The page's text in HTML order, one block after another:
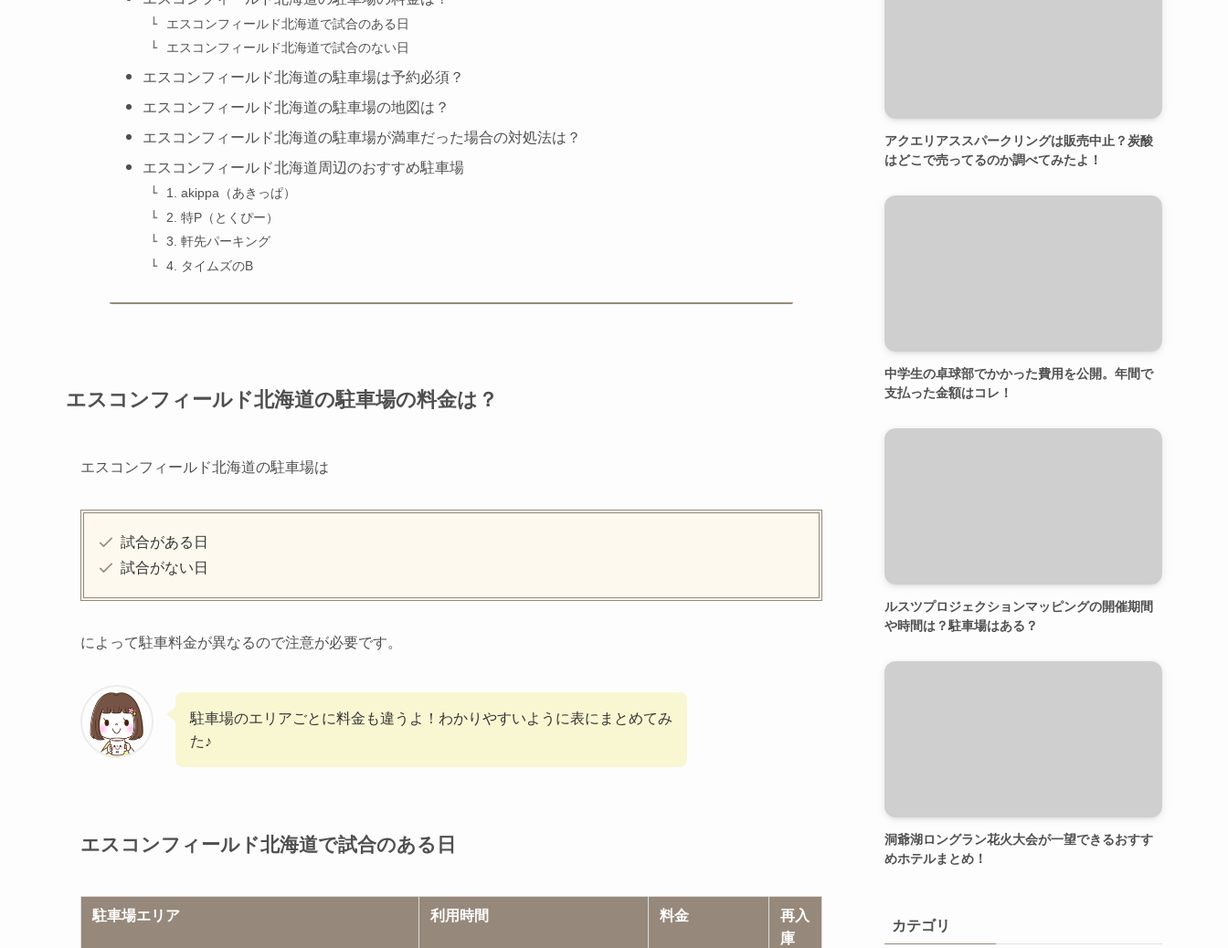
エスコンフィールド北海道で試合のある日
エスコンフィールド北海道で試合のない日
エスコンフィールド北海道の駐車場は予約必須？
エスコンフィールド北海道の駐車場の地図は？
エスコンフィールド北海道の駐車場が満車だった場合の対処法は？
エスコンフィールド北海道周辺のおすすめ駐車場
1. akippa（あきっぱ）
2. 特P（とくぴー）
3. 軒先パーキング
4. タイムズのB
エスコンフィールド北海道の駐車場の料金は？
エスコンフィールド北海道の駐車場は
試合がある日
試合がない日
によって駐車料金が異なるので注意が必要です。
駐車場のエリアごとに料金も違うよ！わかりやすいように表にまとめてみ
た♪
エスコンフィールド北海道で試合のある日
駐車場エリア 利用時間 料金
再入
庫
アクエリアススパークリングは販売中止？炭酸
はどこで売ってるのか調べてみたよ！
中学生の卓球部でかかった費用を公開。年間で
支払った金額はコレ！
ルスツプロジェクションマッピングの開催期間
や時間は？駐車場はある？
洞爺湖ロングラン花火大会が一望できるおすす
めホテルまとめ！
カテゴリ